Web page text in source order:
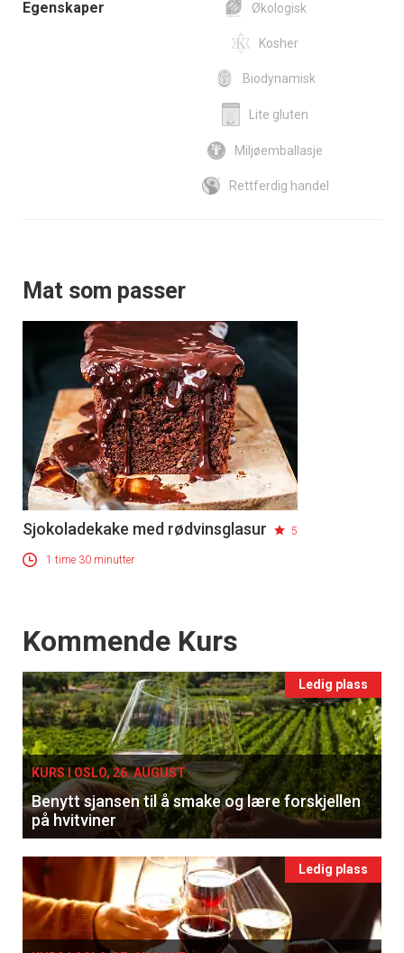
Egenskaper Økologisk
Kosher
Biodynamisk
Lite gluten
Miljøemballasje
Rettferdig handel
Mat som passer
Sjokoladekake med rødvinsglasur 5
1 time 30 minutter
Events
Kommende Kurs
Ledig plass
KURS I OSLO, 26. AUGUST
Benytt sjansen til å smake og lære forskjellen
på hvitviner
Ledig plass